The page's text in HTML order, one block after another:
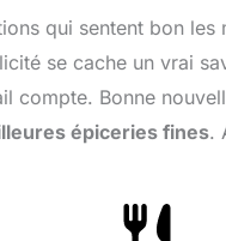
qui sentent bon
se cache un vrai
compte. Bonne
épiceries fines.